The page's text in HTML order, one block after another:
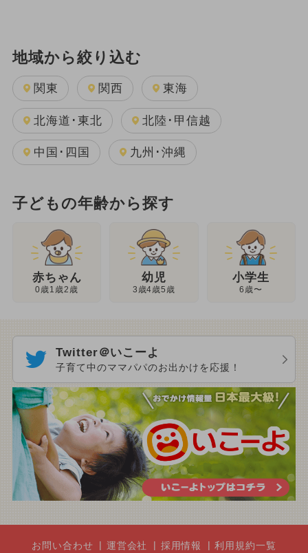
地域から絞り込む
関東 関西 東海
北海道･東北 北陸･甲信越
中国･四国 九州･沖縄
子どもの年齢から探す
赤ちゃん
0歳1歳2歳
幼児
3歳4歳5歳
小学生
6歳〜
Twitter＠いこーよ
子育て中のママパパのお出かけを応援！
お問い合わせ 運営会社 採用情報 利用規約一覧